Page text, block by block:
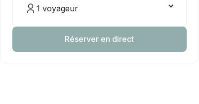
1 voyageur
Réserver en direct